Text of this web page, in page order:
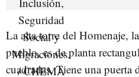
La alta torre del Homenaje,
pueblo, es de planta
cuadradas. Tiene una